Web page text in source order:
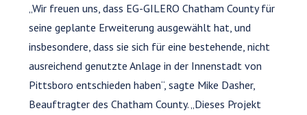
„Wir freuen uns, dass EG-GILERO Chatham County für
seine geplante Erweiterung ausgewählt hat, und
insbesondere, dass sie sich für eine bestehende, nicht
ausreichend genutzte Anlage in der Innenstadt von
Pittsboro entschieden haben“, sagte Mike Dasher,
Beauftragter des Chatham County. „Dieses Projekt